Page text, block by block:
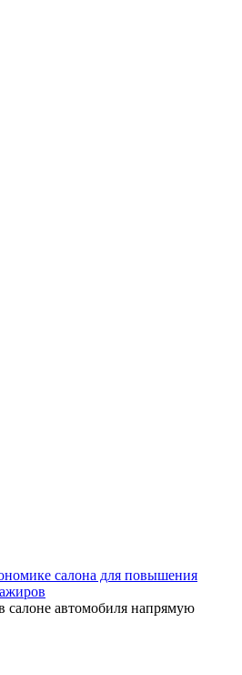
салона для повышения
салоне автомобиля напрямую